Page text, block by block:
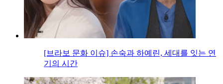
[브라보 문화 이슈] 손숙과 하예린, 세대를 잇는 연
기의 시간